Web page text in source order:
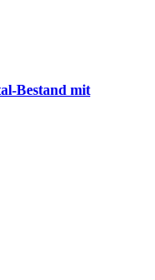
Bestand mit